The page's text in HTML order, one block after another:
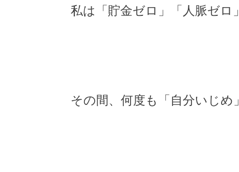
私は「貯金ゼロ」「人脈ゼ
その間、何度も「自分いじめ